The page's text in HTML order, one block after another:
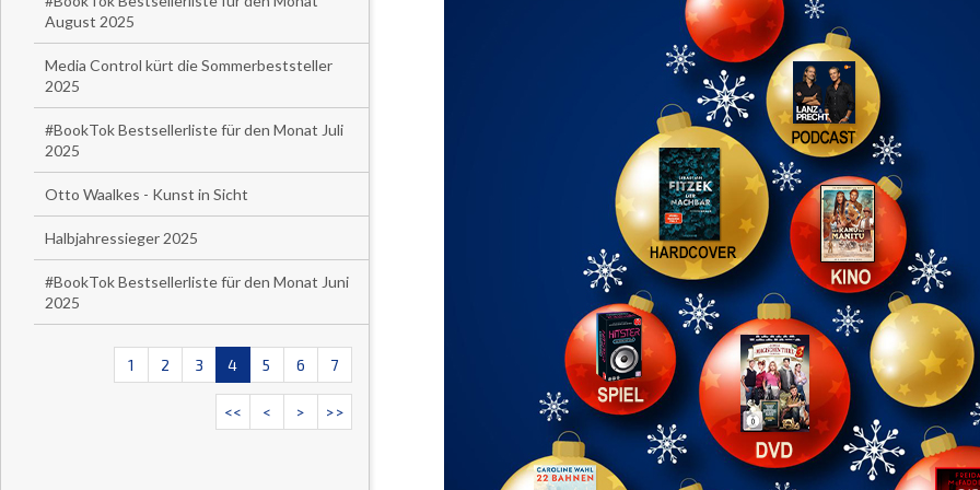
August 2025
Media Control kürt die Sommerbeststeller
2025
#BookTok Bestsellerliste für den Monat Juli
2025
Otto Waalkes - Kunst in Sicht
Halbjahressieger 2025
#BookTok Bestsellerliste für den Monat Juni
2025
1 2 3 4 5 6 7
<< < > >>